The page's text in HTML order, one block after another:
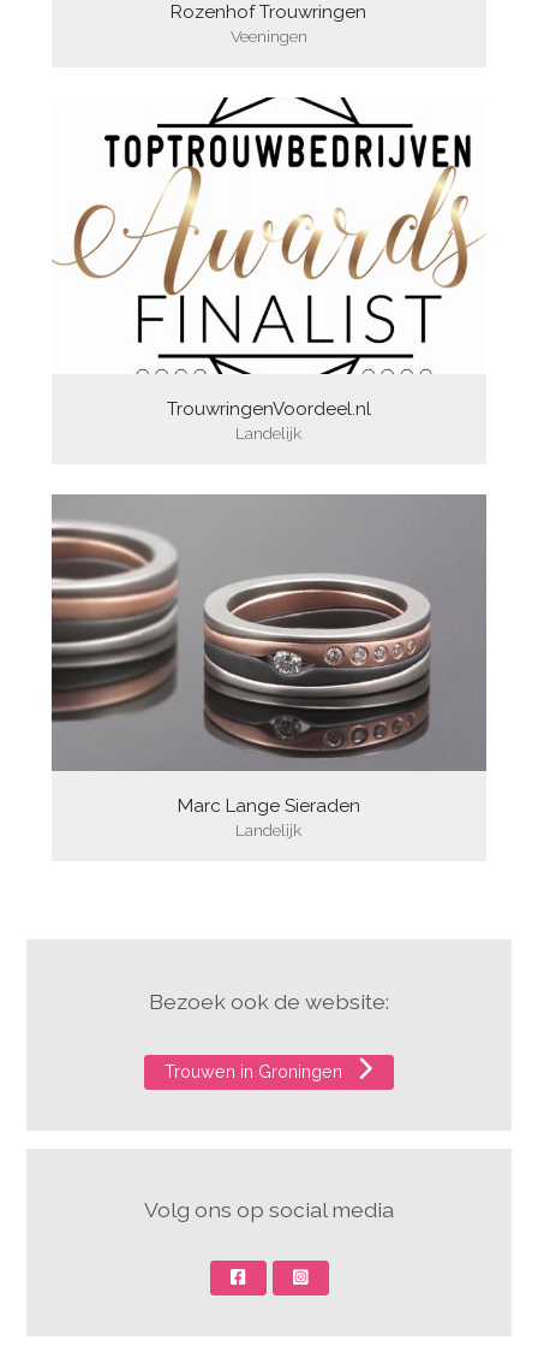
Rozenhof Trouwringen
Veeningen
TrouwringenVoordeel.nl
Landelijk
Marc Lange Sieraden
Landelijk
Bezoek ook de website:
Trouwen in Groningen
Volg ons op social media